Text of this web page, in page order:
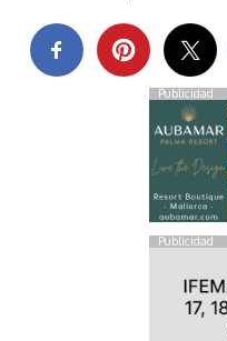
Publicidad
Publicidad